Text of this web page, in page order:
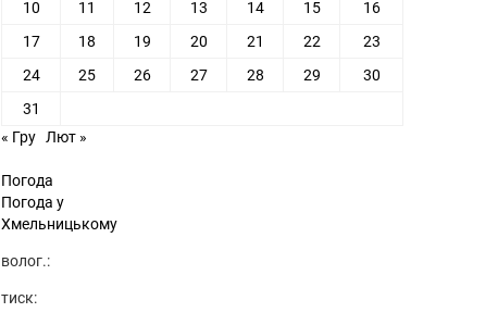
10
11 12 13 14 15
16
17
18 19 20 21 22
23
24
25 26 27 28 29
30
31
« Гру Лют »
Погода
Погода у
Хмельницькому
волог.:
тиск: